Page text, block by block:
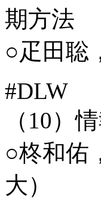
期方法
○疋田聡
#DLW
（10）
○柊和佑
大）